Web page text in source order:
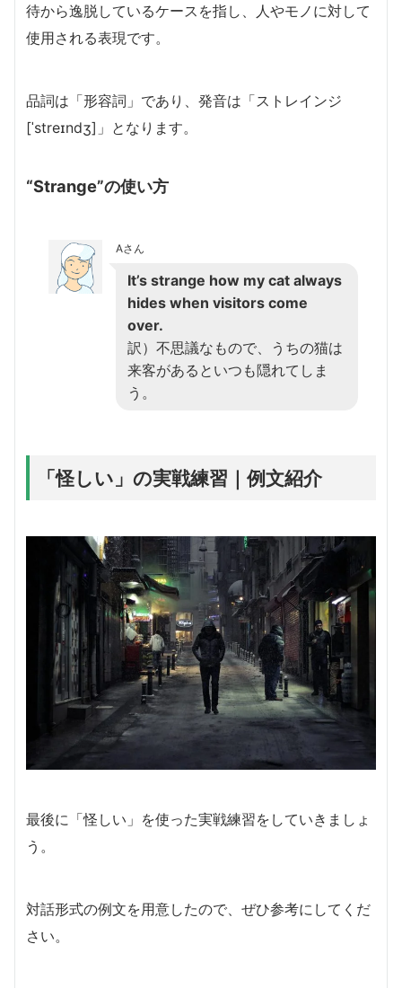
待から逸脱しているケースを指し、人やモノに対して
使用される表現です。
品詞は「形容詞」であり、発音は「ストレインジ
[ˈstreɪndʒ]」となります。
“Strange”の使い方
Aさん
It’s strange how my cat always
hides when visitors come
over.
訳）不思議なもので、うちの猫は
来客があるといつも隠れてしま
う。
「怪しい」の実戦練習｜例文紹介
最後に「怪しい」を使った実戦練習をしていきましょ
う。
対話形式の例文を用意したので、ぜひ参考にしてくだ
さい。